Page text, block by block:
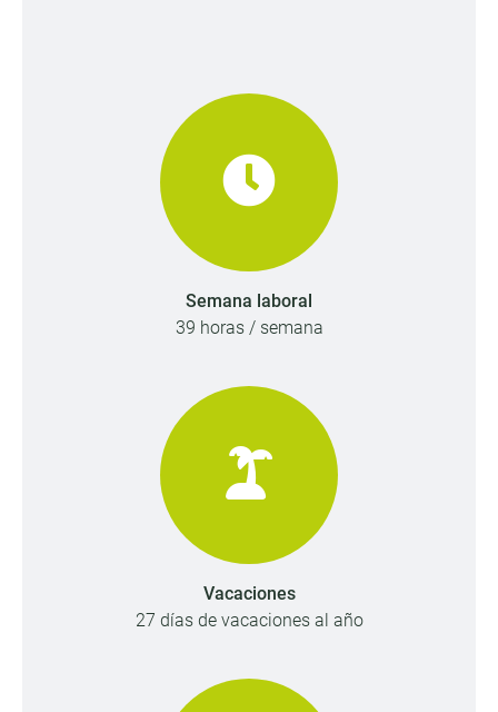
Semana laboral
39 horas / semana
Vacaciones
27 días de vacaciones al año